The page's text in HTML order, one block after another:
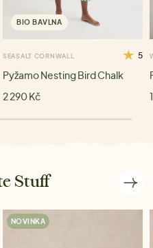
BIO BAVLNA
SEASALT CORNWALL 5
Pyžamo Nesting Bird Chalk
2 290 Kč
Stuff
NOVINKA